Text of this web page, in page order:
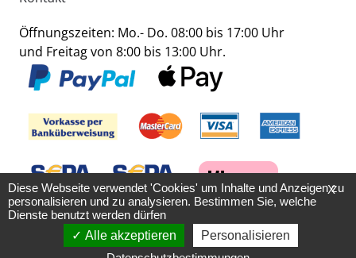
Öffnungszeiten: Mo.- Do. 08:00 bis 17:00 Uhr
und Freitag von 8:00 bis 13:00 Uhr.
X
Diese Webseite verwendet 'Cookies' um Inhalte und Anzeigen zu
personalisieren und zu analysieren. Bestimmen Sie, welche
Dienste benutzt werden dürfen
Alle akzeptieren
Personalisieren